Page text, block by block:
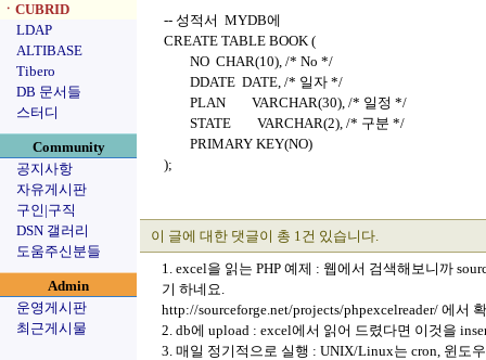
ㆍCUBRID
LDAP
ALTIBASE
Tibero
DB 문서들
스터디
Community
공지사항
자유게시판
구인|구직
DSN 갤러리
도움주신분들
Admin
운영게시판
최근게시물
-- 성적서 MYDB에
CREATE TABLE BOOK (
NO CHAR(10), /* No */
DDATE DATE, /* 일자 */
PLAN VARCHAR(30), /* 일정 */
STATE VARCHAR(2), /* 구분 */
PRIMARY KEY(NO)
);
이 글에 대한 댓글이 총 1건 있습니다.
1. excel을 읽는 PHP 예제 : 웹에서 검색해보니까
기 하네요.
http://sourceforge.net/projects/phpexcelreader/ 에서
2. db에 upload : excel에서 읽어 드렸다면 이것을
3. 매일 정기적으로 실행 : UNIX/Linux는 cron, 윈도